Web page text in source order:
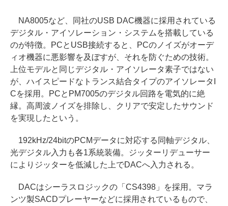
NA8005など、同社のUSB DAC機器に採用されている
デジタル・アイソレーション・システムを搭載している
のが特徴。PCとUSB接続すると、PCのノイズがオーデ
ィオ機器に悪影響を及ぼすが、それを防ぐための技術。
上位モデルと同じデジタル・アイソレータ素子ではない
が、ハイスピードなトランス結合タイプのアイソレータI
Cを採用。PCとPM7005のデジタル回路を電気的に絶
縁。高周波ノイズを排除し、クリアで安定したサウンド
を実現したという。
192kHz/24bitのPCMデータに対応する同軸デジタル、
光デジタル入力も各1系統装備。ジッターリデューサー
によりジッターを低減した上でDACへ入力される。
DACはシーラスロジックの「CS4398」を採用。マラ
ンツ製SACDプレーヤーなどに採用されているもので、